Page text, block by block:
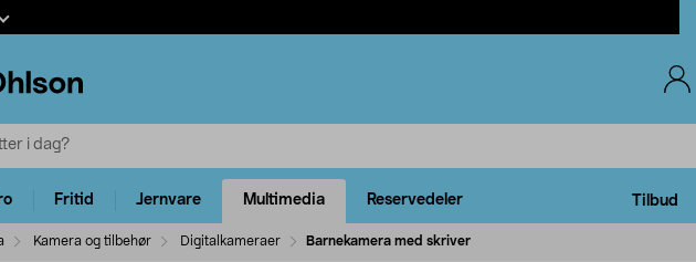
Fritid Jernvare Multimedia Reservedeler Tilbud
Kamera og tilbehør Digitalkameraer Barnekamera med skriver